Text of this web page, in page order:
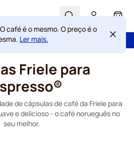
Search Cart
grátis acima de 49 €
de direito de rescisão
café é o mesmo. O preço é o
Ler mais.
Friele para
de cápsulas de café da Friele para
e delicioso - o café norueguês no
seu melhor.